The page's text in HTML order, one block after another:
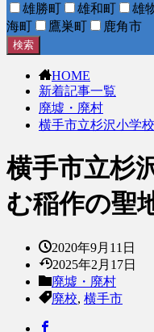
雄勝町
雄和町 雄
海町
鷹巣町 鹿角市
検索
HOME
新着記事一覧
廃墟・廃村
横手市立杉沢小学
横手市立杉
む稲作の聖
2020年9月11日
2025年2月17日
廃墟・廃村
廃校, 横手市